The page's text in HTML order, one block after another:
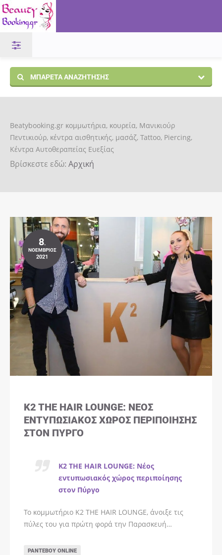
ΜΠΑΡΈΤΑ ΑΝΑΖΉΤΗΣΗΣ
Beatybooking.gr κομμωτήρια, κουρεία, Μανικιούρ
Πεντικιούρ, κέντρα αισθητικής, μασάζ, Tattoo, Piercing,
Κέντρα Αυτοθεραπείας Ευεξίας
Βρίσκεστε εδώ: Αρχική
8.
ΝΟΈΜΒΡΙΟΣ
2021
K2 THE HAIR LOUNGE: ΝΈΟΣ
ΕΝΤΥΠΩΣΙΑΚΌΣ ΧΏΡΟΣ ΠΕΡΙΠΟΊΗΣΗΣ
ΣΤΟΝ ΠΎΡΓΟ
K2 THE HAIR LOUNGE: Νέος
εντυπωσιακός χώρος περιποίησης
στον Πύργο
Το κομμωτήριο K2 THE HAIR LOUNGE, άνοιξε τις
πύλες του για πρώτη φορά την Παρασκευή…
ΡΑΝΤΕΒΟΎ ONLINE